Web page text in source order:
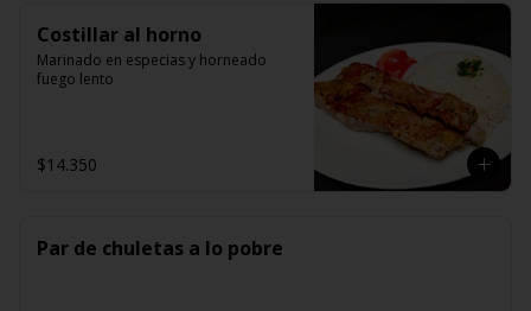
Costillar al horno
Marinado en especias y horneado
fuego lento
$14.350
Par de chuletas a lo pobre